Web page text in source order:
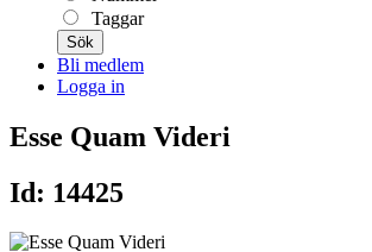
Taggar
Sök
Bli medlem
Logga in
Esse Quam Videri
Id: 14425